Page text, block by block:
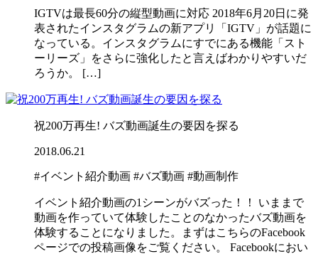
IGTVは最長60分の縦型動画に対応 2018年6月20日に発
表されたインスタグラムの新アプリ「IGTV」が話題に
なっている。インスタグラムにすでにある機能「スト
ーリーズ」をさらに強化したと言えばわかりやすいだ
ろうか。 […]
祝200万再生! バズ動画誕生の要因を探る
2018.06.21
#イベント紹介動画 #バズ動画 #動画制作
イベント紹介動画の1シーンがバズった！！ いままで
動画を作っていて体験したことのなかったバズ動画を
体験することになりました。まずはこちらのFacebook
ページでの投稿画像をご覧ください。 Facebookにおい